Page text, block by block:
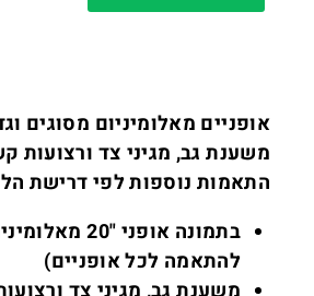
אופניים מאלומיניום מסוגים
משענת גב, מגיני צד ורצועות
התאמות נוספות לפי דרישת
בתמונה אופני "20
להתאמה לכל אופניים)